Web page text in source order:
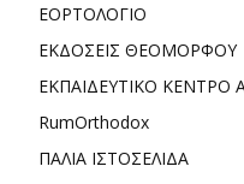
ΕΟΡΤΟΛΟΓΙΟ
ΕΚΔΟΣΕΙΣ ΘΕΟΜΟΡΦΟΥ
ΕΚΠΑΙΔΕΥΤΙΚΟ ΚΕΝΤΡΟ
RumOrthodox
ΠΑΛΙΑ ΙΣΤΟΣΕΛΙΔΑ